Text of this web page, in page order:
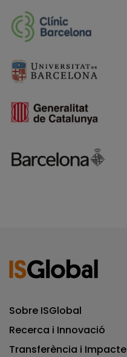
Sobre ISGlobal
Recerca i Innovació
Transferència i Impacte